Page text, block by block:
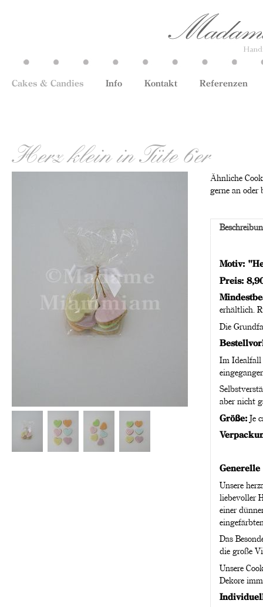
Cakes & Candies Info Kontakt Referenzen
Herz klein in Tüte 6er
Ähnliche
gerne an oder
Motiv:
Preis:
erhältlich.
Die
Im Idealfall
aber nicht
Größe:Je
Generelle
Unsere
liebevoller
einer
Das
die große
Unsere
Dekore